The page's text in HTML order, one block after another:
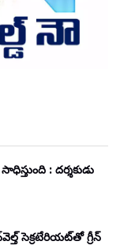
: దర్శకుడు
సెక్రటేరియట్‌తో గ్రీన్